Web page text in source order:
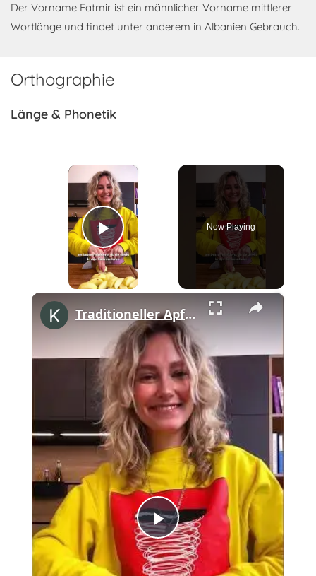
Der Vorname Fatmir ist ein männlicher Vorname mittlerer
Wortlänge und findet unter anderem in Albanien Gebrauch.
Orthographie
Länge & Phonetik
×
Play Video
Now Playing
×
Play
Traditioneller Apfelkuchen mit Streuseln #shorts